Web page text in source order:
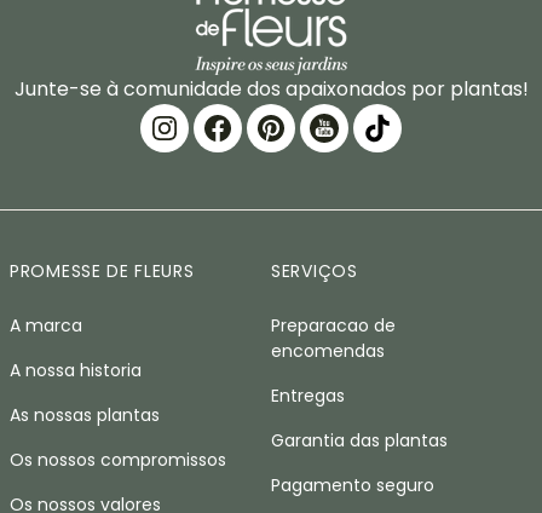
Junte-se à comunidade dos apaixonados por plantas!
PROMESSE DE FLEURS
A marca
A nossa historia
As nossas plantas
Os nossos compromissos
Os nossos valores
SERVIÇOS
Preparacao de
encomendas
Entregas
Garantia das plantas
Pagamento seguro